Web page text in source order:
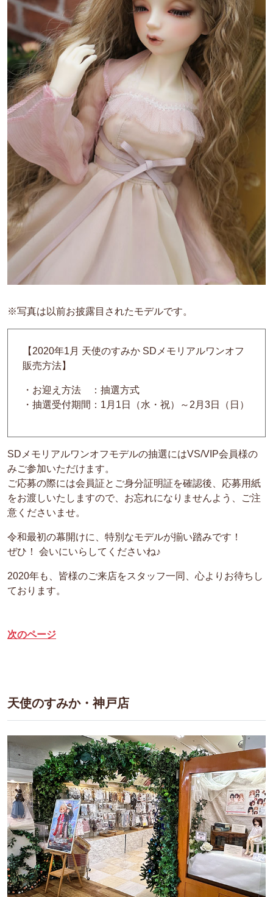
※写真は以前お披露目されたモデルです。
【2020年1月 天使のすみか SDメモリアルワンオフ
販売方法】
・お迎え方法 ：抽選方式
・抽選受付期間：1月1日（水・祝）～2月3日（日）
SDメモリアルワンオフモデルの抽選にはVS/VIP会員様の
みご参加いただけます。
ご応募の際には会員証とご身分証明証を確認後、応募用紙
をお渡しいたしますので、お忘れになりませんよう、ご注
意くださいませ。
令和最初の幕開けに、特別なモデルが揃い踏みです！
ぜひ！ 会いにいらしてくださいね♪
2020年も、皆様のご来店をスタッフ一同、心よりお待ちし
ております。
次のページ
天使のすみか・神戸店